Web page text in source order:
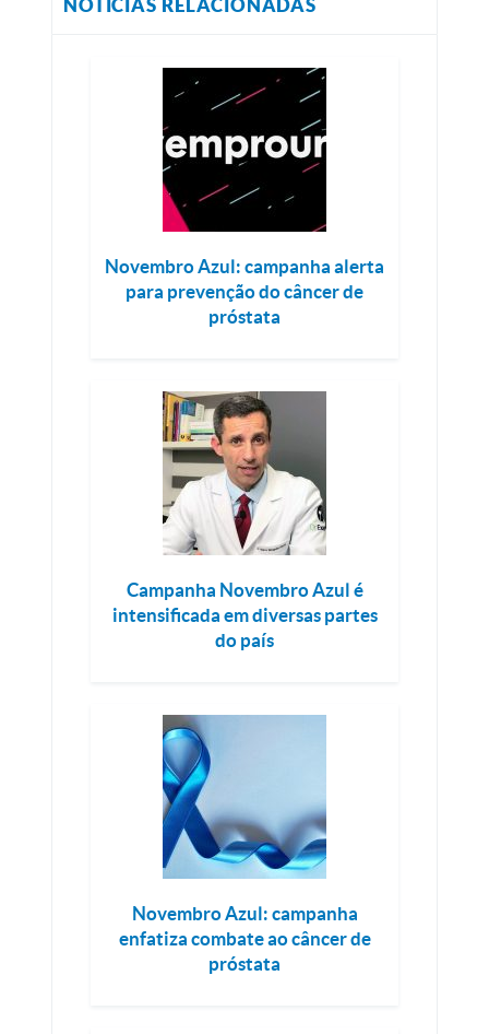
NOTÍCIAS RELACIONADAS
Novembro Azul: campanha alerta
para prevenção do câncer de
próstata
Campanha Novembro Azul é
intensificada em diversas partes
do país
Novembro Azul: campanha
enfatiza combate ao câncer de
próstata